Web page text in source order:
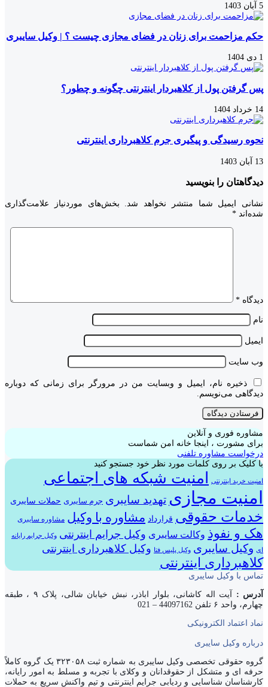
5 آبان 1403
حکم مزاحمت برای زنان در فضای مجازی چیست ؟ | وکیل سایبری
1 دی 1404
پس گرفتن پول از کلاهبردار اینترنتی چگونه و چطور؟
14 خرداد 1404
نحوه رسیدگی و پیگیری جرم کلاهبرداری اینترنتی
13 آبان 1403
دیدگاهتان را بنویسید
نشانی ایمیل شما منتشر نخواهد شد.
بخش‌های موردنیاز علامت‌گذاری
شده‌اند *
دیدگاه *
نام
ایمیل
وب‌ سایت
ذخیره نام، ایمیل و وبسایت من در مرورگر برای زمانی که دوباره
دیدگاهی می‌نویسم.
مشاوره فوری و آنلاین
برای مشورت ، اینجا خانه امن شماست
درخواست مشاوره تلفنی
با کلیک بر روی کلمات مورد نظر خود جستجو کنید
امنیت خرید اینترنتی امنیت شبکه های اجتماعی
امنیت مجازی تهدید سایبری جرم سایبری حملات سایبری
خدمات حقوقی قرارداد مشاوره با وکیل مشاوره سایبری
هک و نفوذ وکالت سایبری وکیل جرایم اینترنتی وکیل جرایم رایانه
ای وکیل سایبری وکیل پلیس فتا وکیل کلاهبرداری اینترنتی
کلاهبرداری اینترنتی
تماس با وکیل سایبری
آدرس :
آیت اله کاشانی، بلوار اباذر، نبش خیابان شالی، پلاک ۹ ، طبقه
چهارم، واحد ۶ تلفن 44097162 – 021
نماد اعتماد الکترونیکی
درباره وکیل سایبری
گروه حقوقی تخصصی وکیل سایبری به شماره ثبت ۳۲۳۰۵۸ یک گروه کاملاً
حرفه ای و متشکل از حقوقدانان و وکلای با تجربه و مسلط به امور رایانه،
کارشناسان شناسایی و ردیابی جرایم اینترنتی و تیم واکنش سریع به حملات